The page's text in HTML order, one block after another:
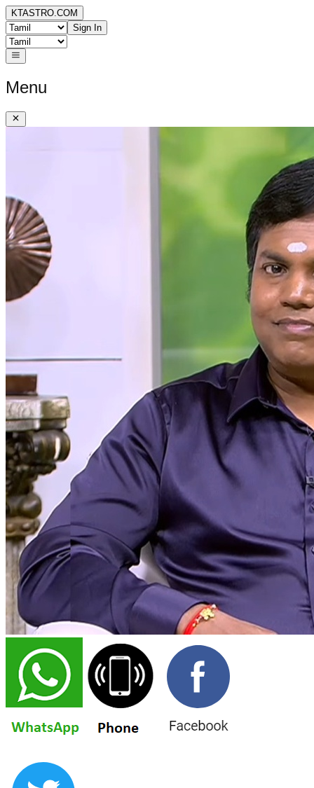
KTASTRO.COM
Sign In
Menu